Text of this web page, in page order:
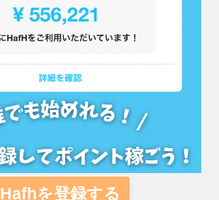
Hafhを登録する